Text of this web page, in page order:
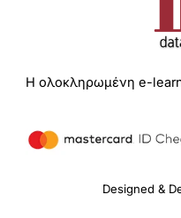
Η ολοκληρωμένη e-
Designed &